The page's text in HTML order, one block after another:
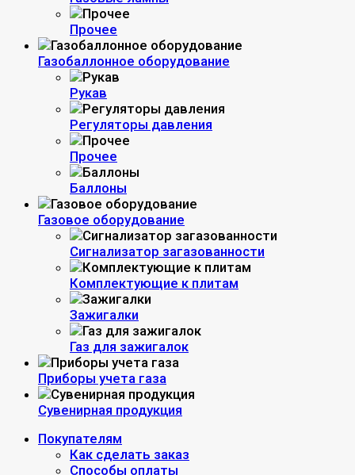
Прочее
Газобаллонное оборудование
Рукав
Регуляторы давления
Прочее
Баллоны
Газовое оборудование
Сигнализатор загазованности
Комплектующие к плитам
Зажигалки
Газ для зажигалок
Приборы учета газа
Сувенирная продукция
Покупателям
Как сделать заказ
Способы оплаты